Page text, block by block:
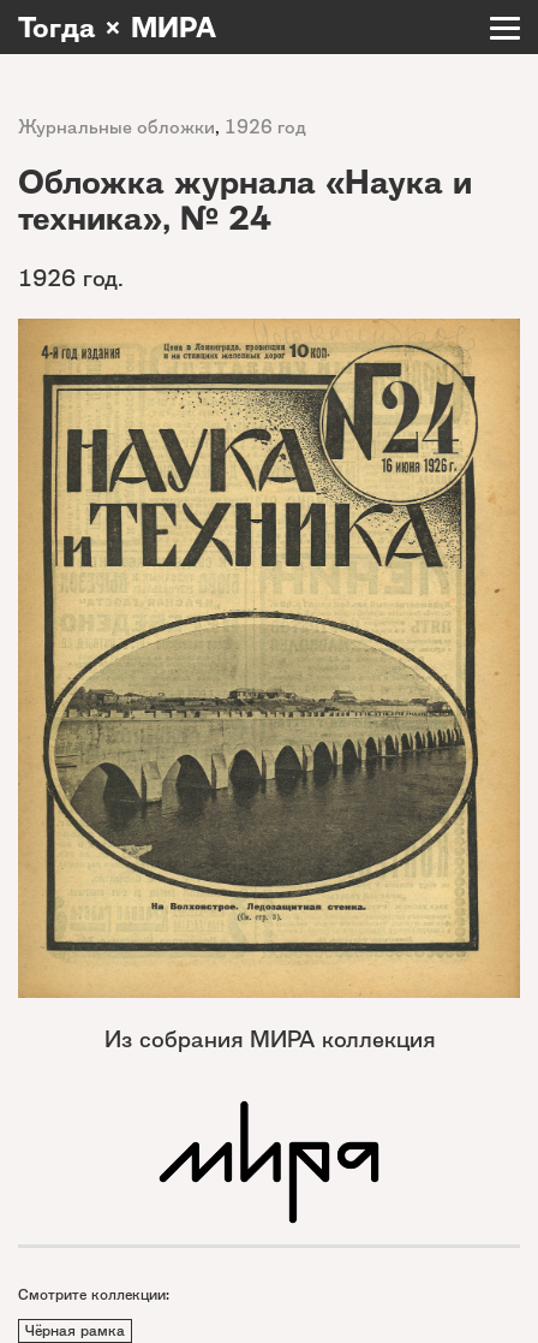
Тогда × МИРА
Журнальные обложки, 1926 год
Обложка журнала «Наука и
техника», № 24
1926 год.
Из собрания МИРА коллекция
Смотрите коллекции:
Чёрная рамка